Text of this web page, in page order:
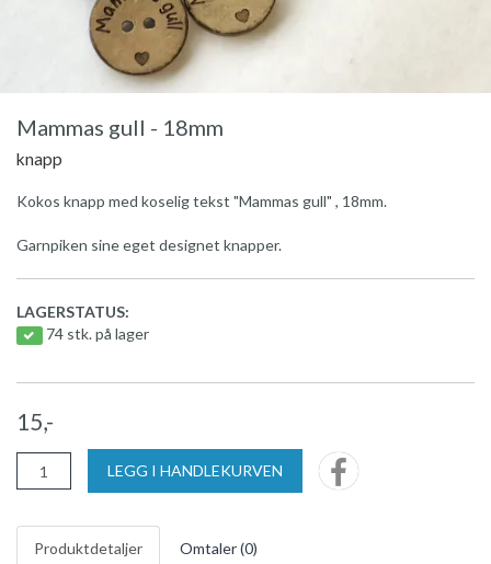
Mammas gull - 18mm
knapp
Kokos knapp med koselig tekst "Mammas gull" , 18mm.
Garnpiken sine eget designet knapper.
LAGERSTATUS:
74 stk. på lager
15,-
LEGG I HANDLEKURVEN
Produktdetaljer Omtaler (0)